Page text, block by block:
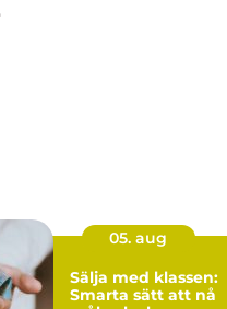
05. aug
Sälja med klassen:
Smarta sätt att nå